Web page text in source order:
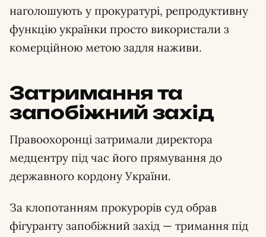
наголошують у прокуратурі, репродуктивну
функцію українки просто використали з
комерційною метою задля наживи.
Затримання та
запобіжний захід
Правоохоронці затримали директора
медцентру під час його прямування до
державного кордону України.
За клопотанням прокурорів суд обрав
фігуранту запобіжний захід — тримання під